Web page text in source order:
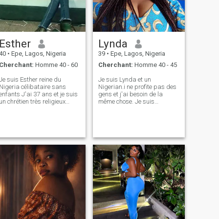
Esther
• Epe, Lagos, Nigeria
Cherchant: Homme 40 - 60
suis Esther reine du
Nigeria célibataire sans
J'ai 37 ans et je suis
un chrétien très religieux
de photos nues ou tout
qui a à voir avec Nu, je ne
veux pas o
Lynda
39 • Epe, Lagos, Nigeria
Cherchant: Homme 40 - 45
Je suis Lynda et un
Nigerian.i ne profite pas des
gens et j'ai besoin de la
même chose. Je suis
vous avez des préjugés à
cause de ma nationalité ne
vous embêtez pas à discuter
avec moi. Remarque : si vous
aimez mon profil, ne l'aimez
pas seulement et restez
dans l'ombre dites un
Bonjour.. sachez ce que vous
voulez. Merci.